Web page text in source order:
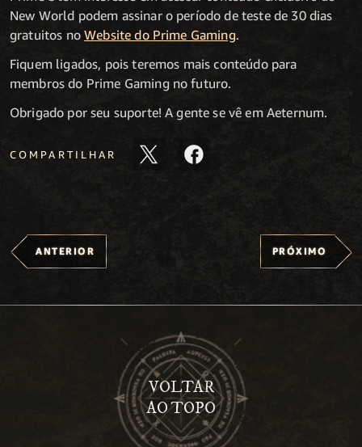
New World podem assinar o período de teste de 30 dias
gratuitos noWebsite do Prime Gaming.
Fiquem ligados, pois teremos mais conteúdo para
membros do Prime Gaming no futuro.
Obrigado por seu suporte! A gente se vê em Aeternum.
COMPARTILHAR
ANTERIOR PRÓXIMO
VOLTAR
AO TOPO